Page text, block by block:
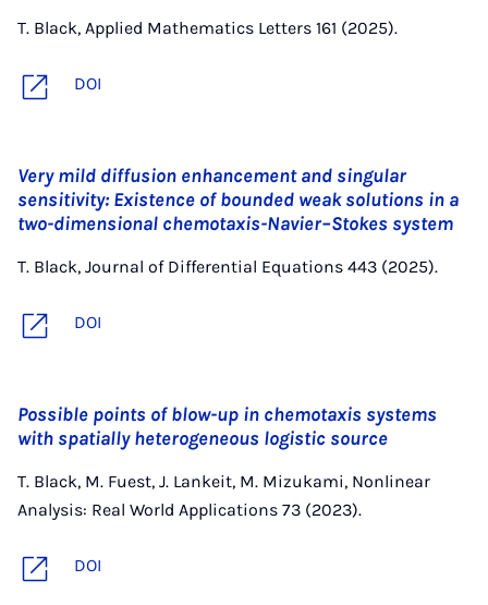
T. Black, Applied Mathematics Letters 161 (2025).
DOI
Very mild diffusion enhancement and singular
sensitivity: Existence of bounded weak solutions in a
two-dimensional chemotaxis-Navier–Stokes system
T. Black, Journal of Differential Equations 443 (2025).
DOI
Possible points of blow-up in chemotaxis systems
with spatially heterogeneous logistic source
T. Black, M. Fuest, J. Lankeit, M. Mizukami, Nonlinear
Analysis: Real World Applications 73 (2023).
DOI